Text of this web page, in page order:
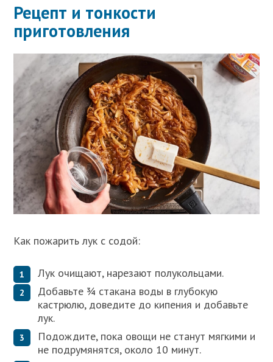
Рецепт и тонкости
приготовления
Как пожарить лук с содой:
Лук очищают, нарезают полукольцами.
Добавьте ¾ стакана воды в глубокую
кастрюлю, доведите до кипения и добавьте
лук.
Подождите, пока овощи не станут мягкими и
не подрумянятся, около 10 минут.